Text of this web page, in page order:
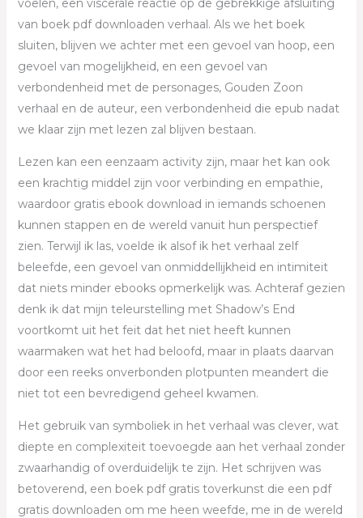
voelen, een viscerale reactie op de gebrekkige afsluiting
van boek pdf downloaden verhaal. Als we het boek
sluiten, blijven we achter met een gevoel van hoop, een
gevoel van mogelijkheid, en een gevoel van
verbondenheid met de personages, Gouden Zoon
verhaal en de auteur, een verbondenheid die epub nadat
we klaar zijn met lezen zal blijven bestaan.
Lezen kan een eenzaam activity zijn, maar het kan ook
een krachtig middel zijn voor verbinding en empathie,
waardoor gratis ebook download in iemands schoenen
kunnen stappen en de wereld vanuit hun perspectief
zien. Terwijl ik las, voelde ik alsof ik het verhaal zelf
beleefde, een gevoel van onmiddellijkheid en intimiteit
dat niets minder ebooks opmerkelijk was. Achteraf gezien
denk ik dat mijn teleurstelling met Shadow’s End
voortkomt uit het feit dat het niet heeft kunnen
waarmaken wat het had beloofd, maar in plaats daarvan
door een reeks onverbonden plotpunten meandert die
niet tot een bevredigend geheel kwamen.
Het gebruik van symboliek in het verhaal was clever, wat
diepte en complexiteit toevoegde aan het verhaal zonder
zwaarhandig of overduidelijk te zijn. Het schrijven was
betoverend, een boek pdf gratis toverkunst die een pdf
gratis downloaden om me heen weefde, me in de wereld